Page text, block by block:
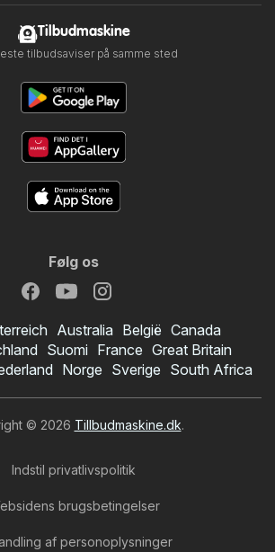
Tilbudmaskine
tilbudsaviser på samme sted
Følg os
Australia België Canada
Suomi France Great Britain
Norge Sverige South Africa
© 2026 Tillbudmaskine.dk.
Indstil privatlivspolitik
brugsbetingelser
af personoplysninger